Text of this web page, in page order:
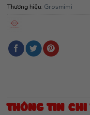
Thương hiệu: Grosmimi
THÔNG TIN CHI